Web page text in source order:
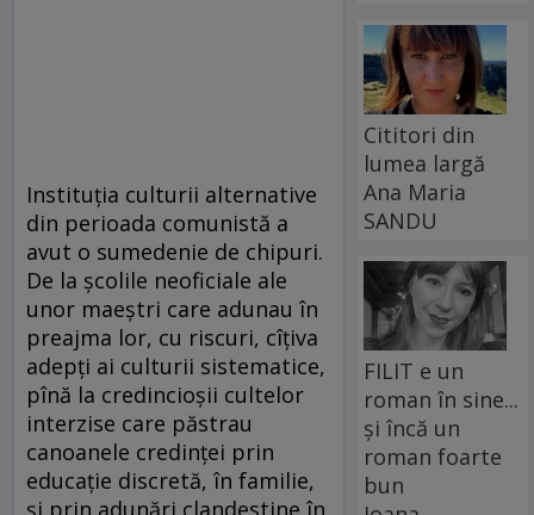
Instituţia culturii alternative
din perioada comunistă a
avut o sumedenie de chipuri.
De la şcolile neoficiale ale
unor maeştri care adunau în
preajma lor, cu riscuri, cîţiva
adepţi ai culturii sistematice,
pînă la credincioşii cultelor
interzise care păstrau
canoanele credinţei prin
educaţie discretă, în familie,
şi prin adunări clandestine în
Cititori din
lumea largă
Ana Maria
SANDU
FILIT e un
roman în sine...
și încă un
roman foarte
bun